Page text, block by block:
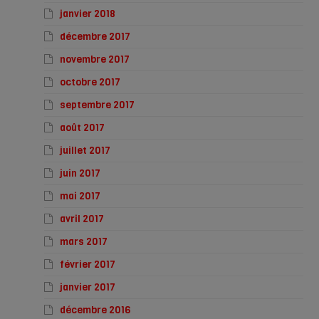
janvier 2018
décembre 2017
novembre 2017
octobre 2017
septembre 2017
août 2017
juillet 2017
juin 2017
mai 2017
avril 2017
mars 2017
février 2017
janvier 2017
décembre 2016